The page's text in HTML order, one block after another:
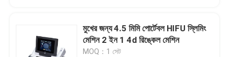
কারখানা ভ্রমণ
মুখের জন্য 4.5 মিমি পোর্টেবল HIFU স্লিমিং
মেশিন 2 ইন 1 4d রিঙ্কেল মেশিন
MOQ：1 সেট